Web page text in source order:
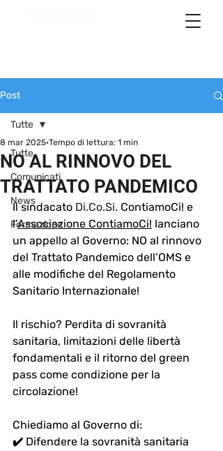
Post
Tutte
Comunicati
News
Formazione
Tutte
NO AL RINNOVO DEL
TRATTATO PANDEMICO
8 mar 2025 Tempo di lettura: 1 min
Il sindacato Di.Co.Si. ContiamoCi! e
l’Associazione ContiamoCi! lanciano
un appello al Governo: NO al rinnovo
del Trattato Pandemico dell’OMS e
alle modifiche del Regolamento
Sanitario Internazionale!
Il rischio? Perdita di sovranità
sanitaria, limitazioni delle libertà
fondamentali e il ritorno del green
pass come condizione per la
circolazione!
Chiediamo al Governo di:
✔️ Difendere la sovranità sanitaria